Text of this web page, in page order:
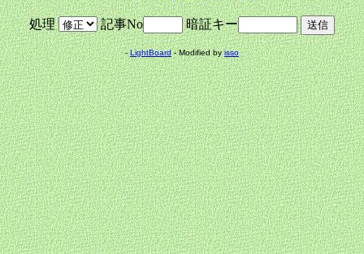
処理 記事No 暗証キー
-LightBoard- Modified byisso